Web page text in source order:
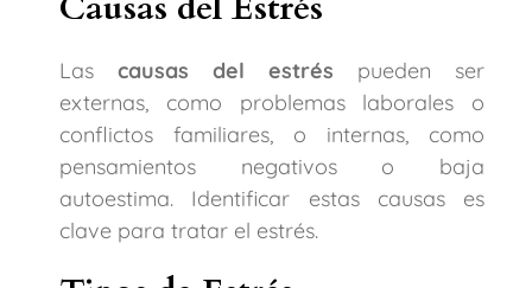
Las causas del estrés pueden ser
externas, como problemas laborales o
conflictos familiares, o internas, como
pensamientos negativos o baja
autoestima. Identificar estas causas es
clave para tratar el estrés.